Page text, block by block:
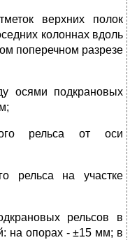
верхних полок
колоннах вдоль
поперечном разрезе
осями подкрановых
рельса от оси
рельса на участке
рельсов в
на опорах - ±15 мм; в